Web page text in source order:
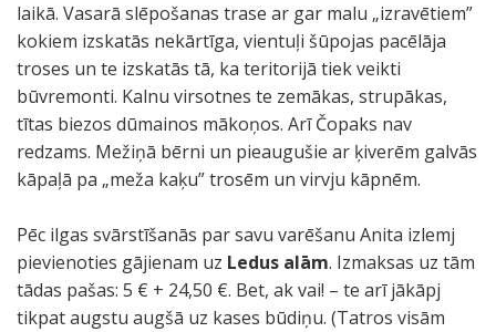
laikā. Vasarā slēpošanas trase ar gar malu „izravētiem”
kokiem izskatās nekārtīga, vientuļi šūpojas pacēlāja
troses un te izskatās tā, ka teritorijā tiek veikti
būvremonti. Kalnu virsotnes te zemākas, strupākas,
tītas biezos dūmainos mākoņos. Arī Čopaks nav
redzams. Mežiņā bērni un pieaugušie ar ķiverēm galvās
kāpaļā pa „meža kaķu” trosēm un virvju kāpnēm.
Pēc ilgas svārstīšanās par savu varēšanu Anita izlemj
pievienoties gājienam uz Ledus alām. Izmaksas uz tām
tādas pašas: 5 € + 24,50 €. Bet, ak vai! – te arī jākāpj
tikpat augstu augšā uz kases būdiņu. (Tatros visām